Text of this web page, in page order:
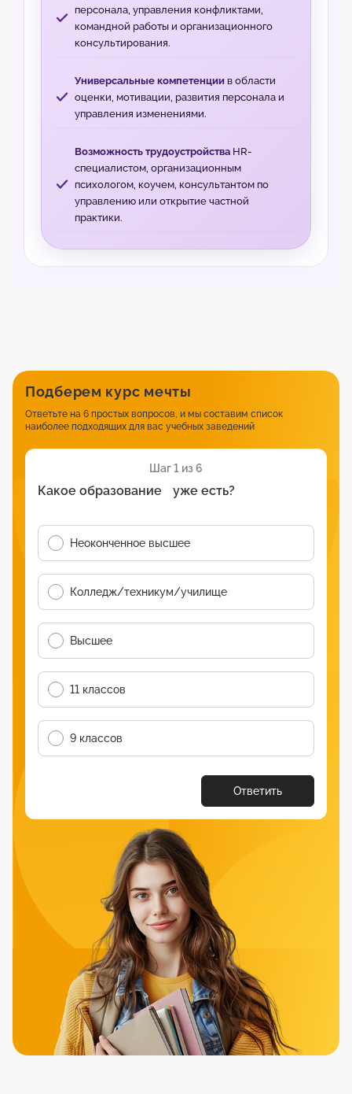
персонала, управления конфликтами,
командной работы и организационного
консультирования.
Универсальные компетенциив области
оценки, мотивации, развития персонала и
управления изменениями.
Возможность трудоустройстваHR-
специалистом, организационным
психологом, коучем, консультантом по
управлению или открытие частной
практики.
Подберем курс мечты
Ответьте на 6 простых вопросов, и мы составим список
наиболее подходящих для вас учебных заведений
Шаг 1 из 6
Какое образование уже есть?
Неоконченное высшее
Колледж/техникум/училище
Высшее
11 классов
9 классов
Ответить